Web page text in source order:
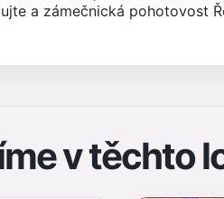
a zámečnická pohotovost
v těchto